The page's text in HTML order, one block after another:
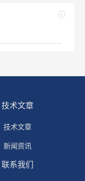
技术文章
技术文章
新闻资讯
联系我们